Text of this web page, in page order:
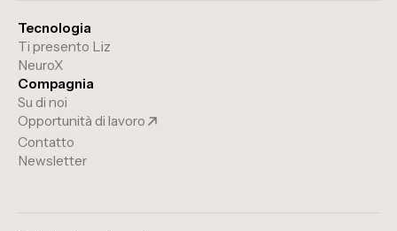
Tecnologia
Ti presento Liz
NeuroX
Compagnia
Su di noi
Opportunità di lavoro
Contatto
Newsletter